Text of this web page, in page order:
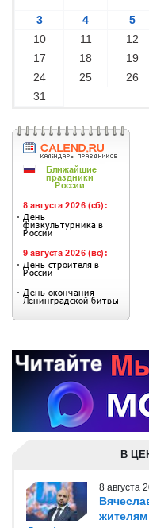
3
4 5
10
11 12
17
18 19
24
25 26
31
В
8 августа